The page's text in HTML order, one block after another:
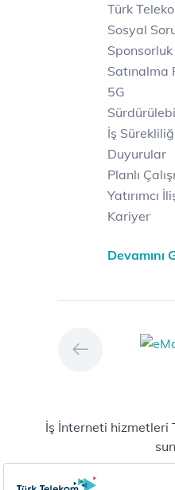
Türk
Sosyal
Sponsorluk
Satınalma
5G
İş
Duyurular
Planlı
Yatırımcı
Kariyer
Dağıtım
Hizmet
Vizyon &
Devamını
İş İnterneti hizmetleri
Yeni abonelik ve